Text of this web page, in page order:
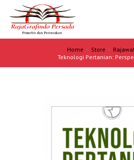
Home Store
Teknologi Pertanian: